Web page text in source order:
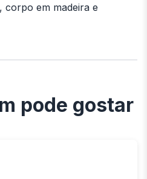
corpo em madeira e
pode gostar